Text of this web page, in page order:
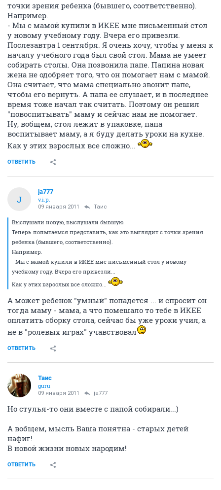
точки зрения ребенка (бывшего, соответственно).
Например.
- Мы с мамой купили в ИКЕЕ мне письменный стол
у новому учебному году. Вчера его привезли.
Послезавтра 1 сентября. Я очень хочу, чтобы у меня к
началу учебного года был свой стол. Мама не умеет
собирать столы. Она позвонила папе. Папина новая
жена не одобряет того, что он помогает нам с мамой.
Она считает, что мама специально звонит папе,
чтобы его вернуть. А папа ее слушает, и в последнее
время тоже начал так считать. Поэтому он решил
"повоспитывать" маму и сейчас нам не помогает.
Ну, вобщем, стол лежит в упаковке, папа
воспитывает маму, а я буду делать уроки на кухне.
Как у этих взрослых все сложно...
ОТВЕТИТЬ
J
ja777
v.i.p.
09 января 2011 Таис
Выслушали новую, выслушали бывшую.
Теперь попытаемся представить, как это выглядит с точки зрения
ребенка (бывшего, соответственно).
Например.
- Мы с мамой купили в ИКЕЕ мне письменный стол у новому
учебному году. Вчера его привезли...
Как у этих взрослых все сложно...
А может ребенок "умный" попадется ... и спросит он
тогда маму - мама, а что помешало то тебе в ИКЕЕ
оплатить сборку стола, сейчас бы уже уроки учил, а
не в "ролевых играх" учавствовал
ОТВЕТИТЬ
Таис
guru
09 января 2011 ja777
Но стулья-то они вместе с папой собирали...)
А вобщем, мысль Ваша понятна - старых детей
нафиг!
В новой жизни новых народим!
ОТВЕТИТЬ